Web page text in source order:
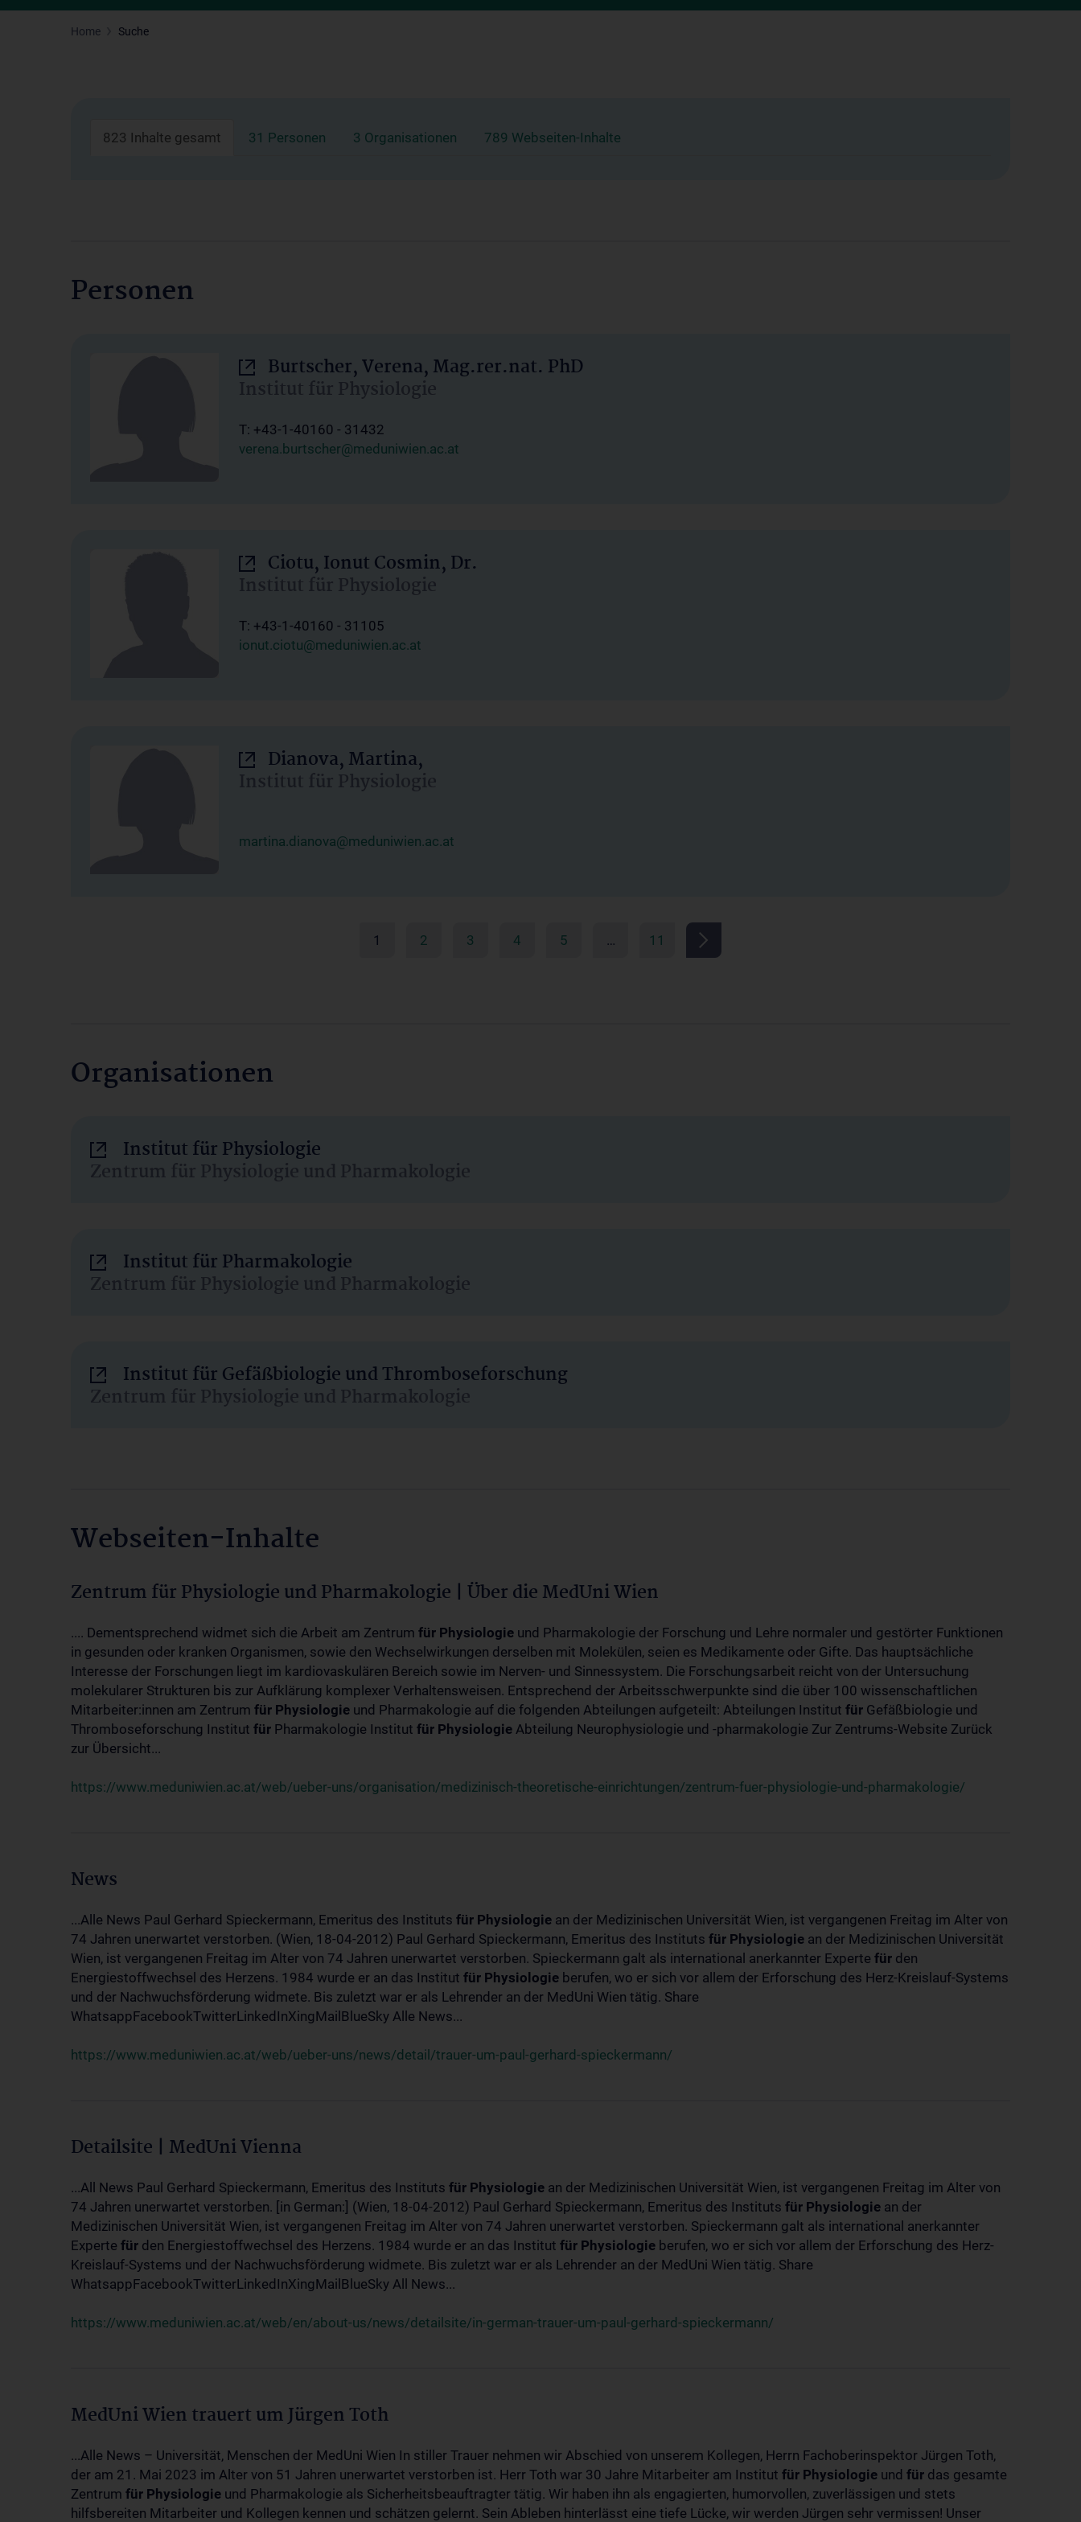
Home Suche
823 Inhalte gesamt 31 Personen 3 Organisationen 789 Webseiten-Inhalte
Personen
Burtscher, Verena, Mag.rer.nat. PhD
Institut für Physiologie
T: +43-1-40160 - 31432
verena.burtscher@meduniwien.ac.at
Ciotu, Ionut Cosmin, Dr.
Institut für Physiologie
T: +43-1-40160 - 31105
ionut.ciotu@meduniwien.ac.at
Dianova, Martina,
Institut für Physiologie
martina.dianova@meduniwien.ac.at
1 2 3 4 5 … 11
Organisationen
Institut für Physiologie
Zentrum für Physiologie und Pharmakologie
Institut für Pharmakologie
Zentrum für Physiologie und Pharmakologie
Institut für Gefäßbiologie und Thromboseforschung
Zentrum für Physiologie und Pharmakologie
Webseiten-Inhalte
Zentrum für Physiologie und Pharmakologie | Über die MedUni Wien
.... Dementsprechend widmet sich die Arbeit am Zentrum für Physiologie und Pharmakologie der Forschung und Lehre normaler und gestörter Funktionen
in gesunden oder kranken Organismen, sowie den Wechselwirkungen derselben mit Molekülen, seien es Medikamente oder Gifte. Das hauptsächliche
Interesse der Forschungen liegt im kardiovaskulären Bereich sowie im Nerven- und Sinnessystem. Die Forschungsarbeit reicht von der Untersuchung
molekularer Strukturen bis zur Aufklärung komplexer Verhaltensweisen. Entsprechend der Arbeitsschwerpunkte sind die über 100 wissenschaftlichen
Mitarbeiter:innen am Zentrum für Physiologie und Pharmakologie auf die folgenden Abteilungen aufgeteilt: Abteilungen Institut für Gefäßbiologie und
Thromboseforschung Institut für Pharmakologie Institut für Physiologie Abteilung Neurophysiologie und -pharmakologie Zur Zentrums-Website Zurück
zur Übersicht...
https://www.meduniwien.ac.at/web/ueber-uns/organisation/medizinisch-theoretische-einrichtungen/zentrum-fuer-physiologie-und-pharmakologie/
News
...Alle News Paul Gerhard Spieckermann, Emeritus des Instituts für Physiologie an der Medizinischen Universität Wien, ist vergangenen Freitag im Alter von
74 Jahren unerwartet verstorben. (Wien, 18-04-2012) Paul Gerhard Spieckermann, Emeritus des Instituts für Physiologie an der Medizinischen Universität
Wien, ist vergangenen Freitag im Alter von 74 Jahren unerwartet verstorben. Spieckermann galt als international anerkannter Experte für den
Energiestoffwechsel des Herzens. 1984 wurde er an das Institut für Physiologie berufen, wo er sich vor allem der Erforschung des Herz-Kreislauf-Systems
und der Nachwuchsförderung widmete. Bis zuletzt war er als Lehrender an der MedUni Wien tätig. Share
WhatsappFacebookTwitterLinkedInXingMailBlueSky Alle News...
https://www.meduniwien.ac.at/web/ueber-uns/news/detail/trauer-um-paul-gerhard-spieckermann/
Detailsite | MedUni Vienna
...All News Paul Gerhard Spieckermann, Emeritus des Instituts für Physiologie an der Medizinischen Universität Wien, ist vergangenen Freitag im Alter von
74 Jahren unerwartet verstorben. [in German:] (Wien, 18-04-2012) Paul Gerhard Spieckermann, Emeritus des Instituts für Physiologie an der
Medizinischen Universität Wien, ist vergangenen Freitag im Alter von 74 Jahren unerwartet verstorben. Spieckermann galt als international anerkannter
Experte für den Energiestoffwechsel des Herzens. 1984 wurde er an das Institut für Physiologie berufen, wo er sich vor allem der Erforschung des Herz-
Kreislauf-Systems und der Nachwuchsförderung widmete. Bis zuletzt war er als Lehrender an der MedUni Wien tätig. Share
WhatsappFacebookTwitterLinkedInXingMailBlueSky All News...
https://www.meduniwien.ac.at/web/en/about-us/news/detailsite/in-german-trauer-um-paul-gerhard-spieckermann/
MedUni Wien trauert um Jürgen Toth
...Alle News – Universität, Menschen der MedUni Wien In stiller Trauer nehmen wir Abschied von unserem Kollegen, Herrn Fachoberinspektor Jürgen Toth,
der am 21. Mai 2023 im Alter von 51 Jahren unerwartet verstorben ist. Herr Toth war 30 Jahre Mitarbeiter am Institut für Physiologie und für das gesamte
Zentrum für Physiologie und Pharmakologie als Sicherheitsbeauftragter tätig. Wir haben ihn als engagierten, humorvollen, zuverlässigen und stets
hilfsbereiten Mitarbeiter und Kollegen kennen und schätzen gelernt. Sein Ableben hinterlässt eine tiefe Lücke, wir werden Jürgen sehr vermissen! Unser